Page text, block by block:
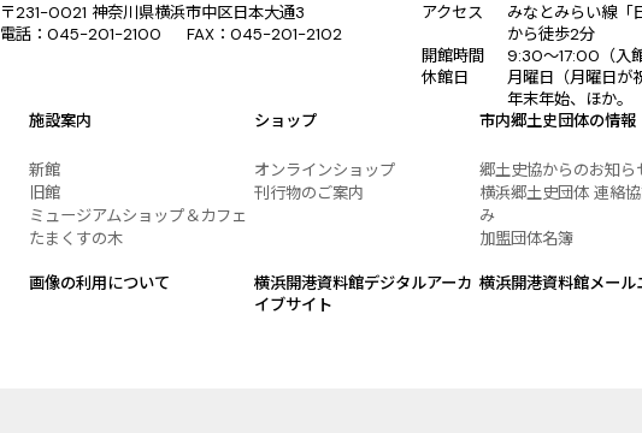
〒231-0021 神奈川県横浜市中区日本大通3
電話：045-201-2100 FAX：045-201-2102
アクセス
みなとみらい線「
から徒歩2分
開館時間
9:30〜17:00（入
休館日
月曜日（月曜日が
年末年始、ほか。
施設案内
新館
旧館
ミュージアムショップ＆カフェ
たまくすの木
ショップ
オンラインショップ
刊行物のご案内
市内郷土史団体の情報
郷土史協からのお知ら
横浜郷土史団体 連絡
み
加盟団体名簿
画像の利用について
横浜開港資料館デジタルアーカ
イブサイト
横浜開港資料館メール